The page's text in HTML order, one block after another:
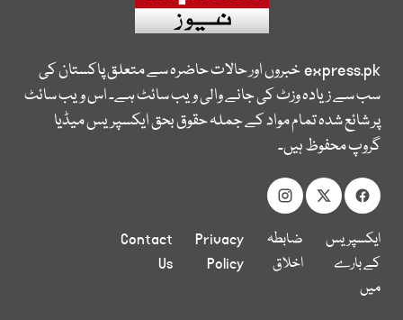
express.pkخبروں اور حالات حاضرہ سے متعلق پاکستان کی
سب سے زیادہ وزٹ کی جانے والی ویب سائٹ ہے۔ اس ویب سائٹ
پر شائع شدہ تمام مواد کے جملہ حقوق بحق ایکسپریس میڈیا
گروپ محفوظ ہیں۔
ایکسپریس
کے بارے
میں
ضابطہ
اخلاق
Privacy
Policy
Contact
Us